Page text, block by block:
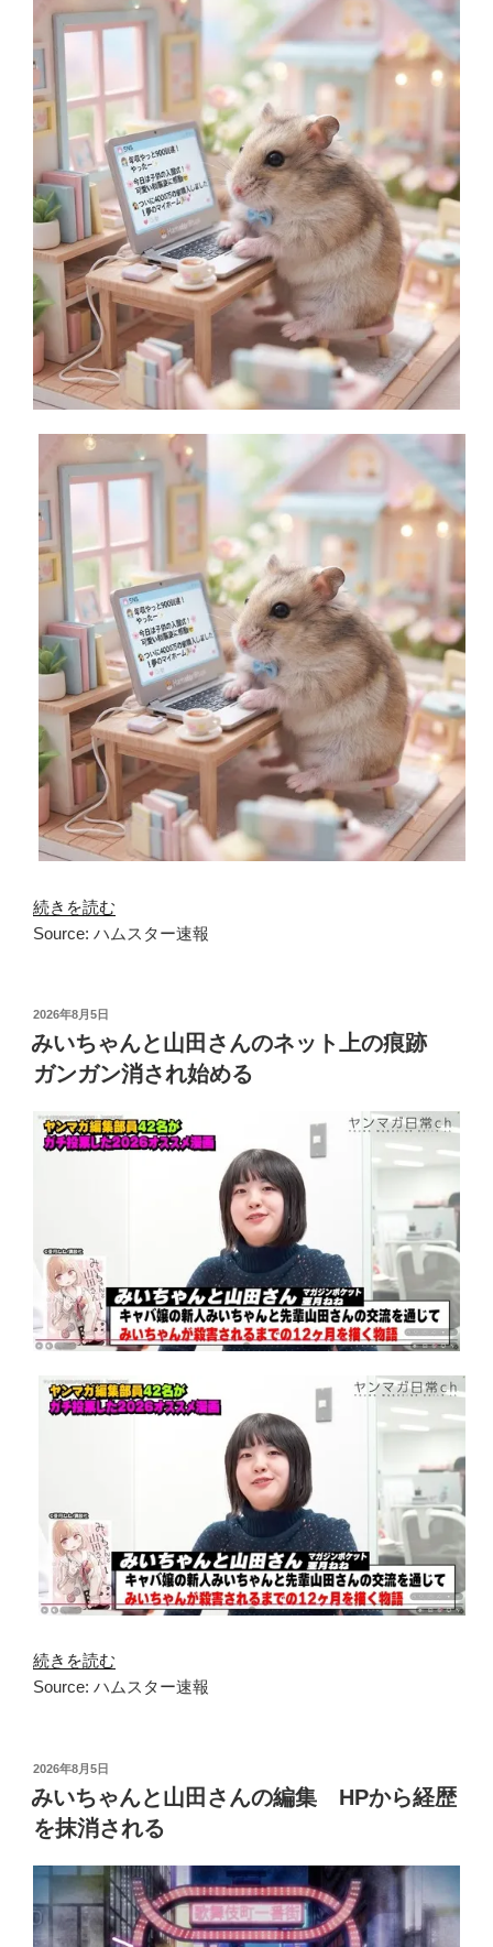
続きを読む
Source: ハムスター速報
投
稿
日:
2026年8月5日
みいちゃんと山田さんのネット上の痕跡
ガンガン消され始める
続きを読む
Source: ハムスター速報
投
稿
日:
2026年8月5日
みいちゃんと山田さんの編集 HPから経歴
を抹消される